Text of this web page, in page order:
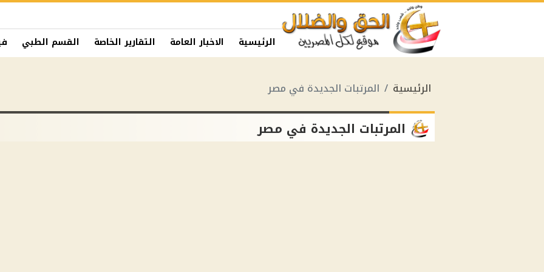
الرئيسية الاخبار العامة التقارير الخاصة القسم الطبي
الرئيسية المرتبات الجديدة في مصر
المرتبات الجديدة في مصر